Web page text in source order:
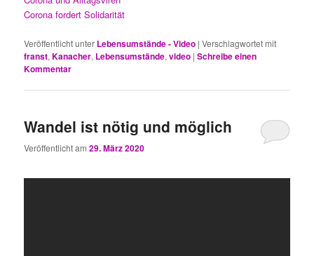
Corona fordert Solidarität
Veröffentlicht unter Lebensumstände - Video |Verschlagwortet mit
franst,Kanacher, Lebensumstände,video |Schreibe einen
Kommentar
Wandel ist nötig und möglich
Veröffentlicht am29. März 2020